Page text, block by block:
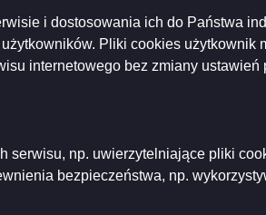
i dostosowania ich do Państwa
Pliki cookies użytkownik
internetowego bez zmiany
serwisu, np. uwierzytelniające pliki
bezpieczeństwa, np.